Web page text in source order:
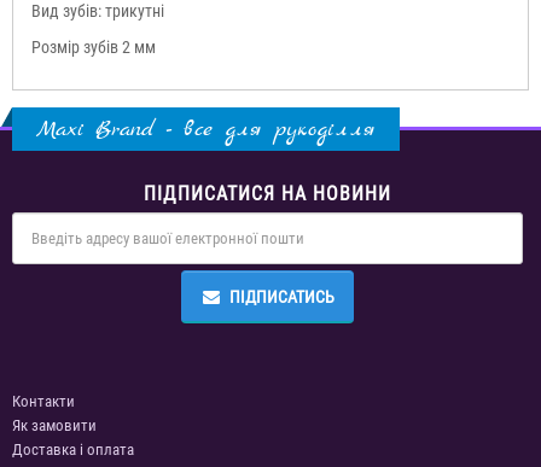
Вид зубів: трикутні
Розмір зубів 2 мм
Maxi Brand - все для рукоділля
ПІДПИСАТИСЯ НА НОВИНИ
ПІДПИСАТИСЬ
Контакти
Як замовити
Доставка і оплата